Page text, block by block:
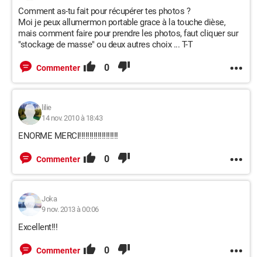
Comment as-tu fait pour récupérer tes photos ?
Moi je peux allumermon portable grace à la touche dièse,
mais comment faire pour prendre les photos, faut cliquer sur
"stockage de masse" ou deux autres choix ... T-T
Commenter 0
lilie
14 nov. 2010 à 18:43
ENORME MERCI!!!!!!!!!!!!!!!!!!!
Commenter 0
Joka
9 nov. 2013 à 00:06
Excellent!!!
Commenter 0